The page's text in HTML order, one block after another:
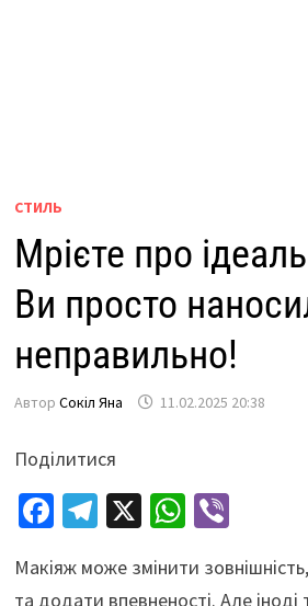
СТИЛЬ
Мрієте про
Ви просто
неправильно!
Автор Сокіл Яна 11.02.2025 20:38
Поділитися
Fa
b
Te
gr
X W
at
Vi
er
Макіяж може змінити
та додати впевненості. Але іноді